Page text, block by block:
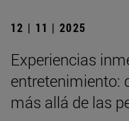
12 | 11 | 2025
Experiencias
entretenimiento:
más allá de las